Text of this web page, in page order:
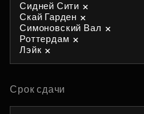
Сидней Сити
Скай Гарден
Симоновский Вал
Роттердам
Лэйк
Срок сдачи